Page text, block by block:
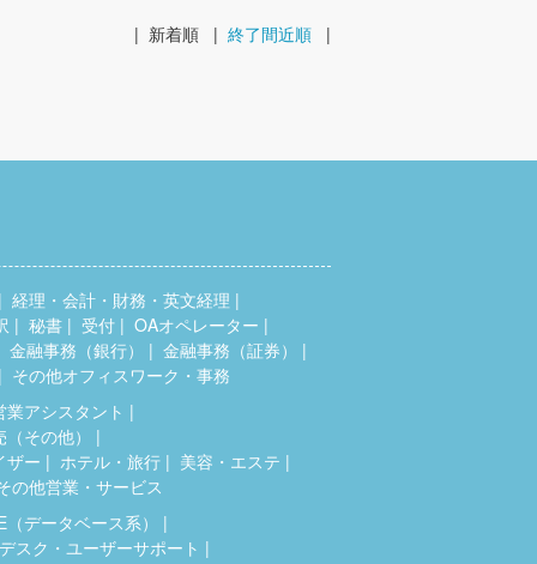
| 新着順 | 終了間近順 |
経理・会計・財務・英文経理
秘書 受付
OAオペレーター
金融事務（銀行）
金融事務（証券）
その他オフィスワーク・事務
業アシスタント
その他）
ザー
ホテル・旅行
美容・エステ
の他営業・サービス
（データベース系）
スク・ユーザーサポート